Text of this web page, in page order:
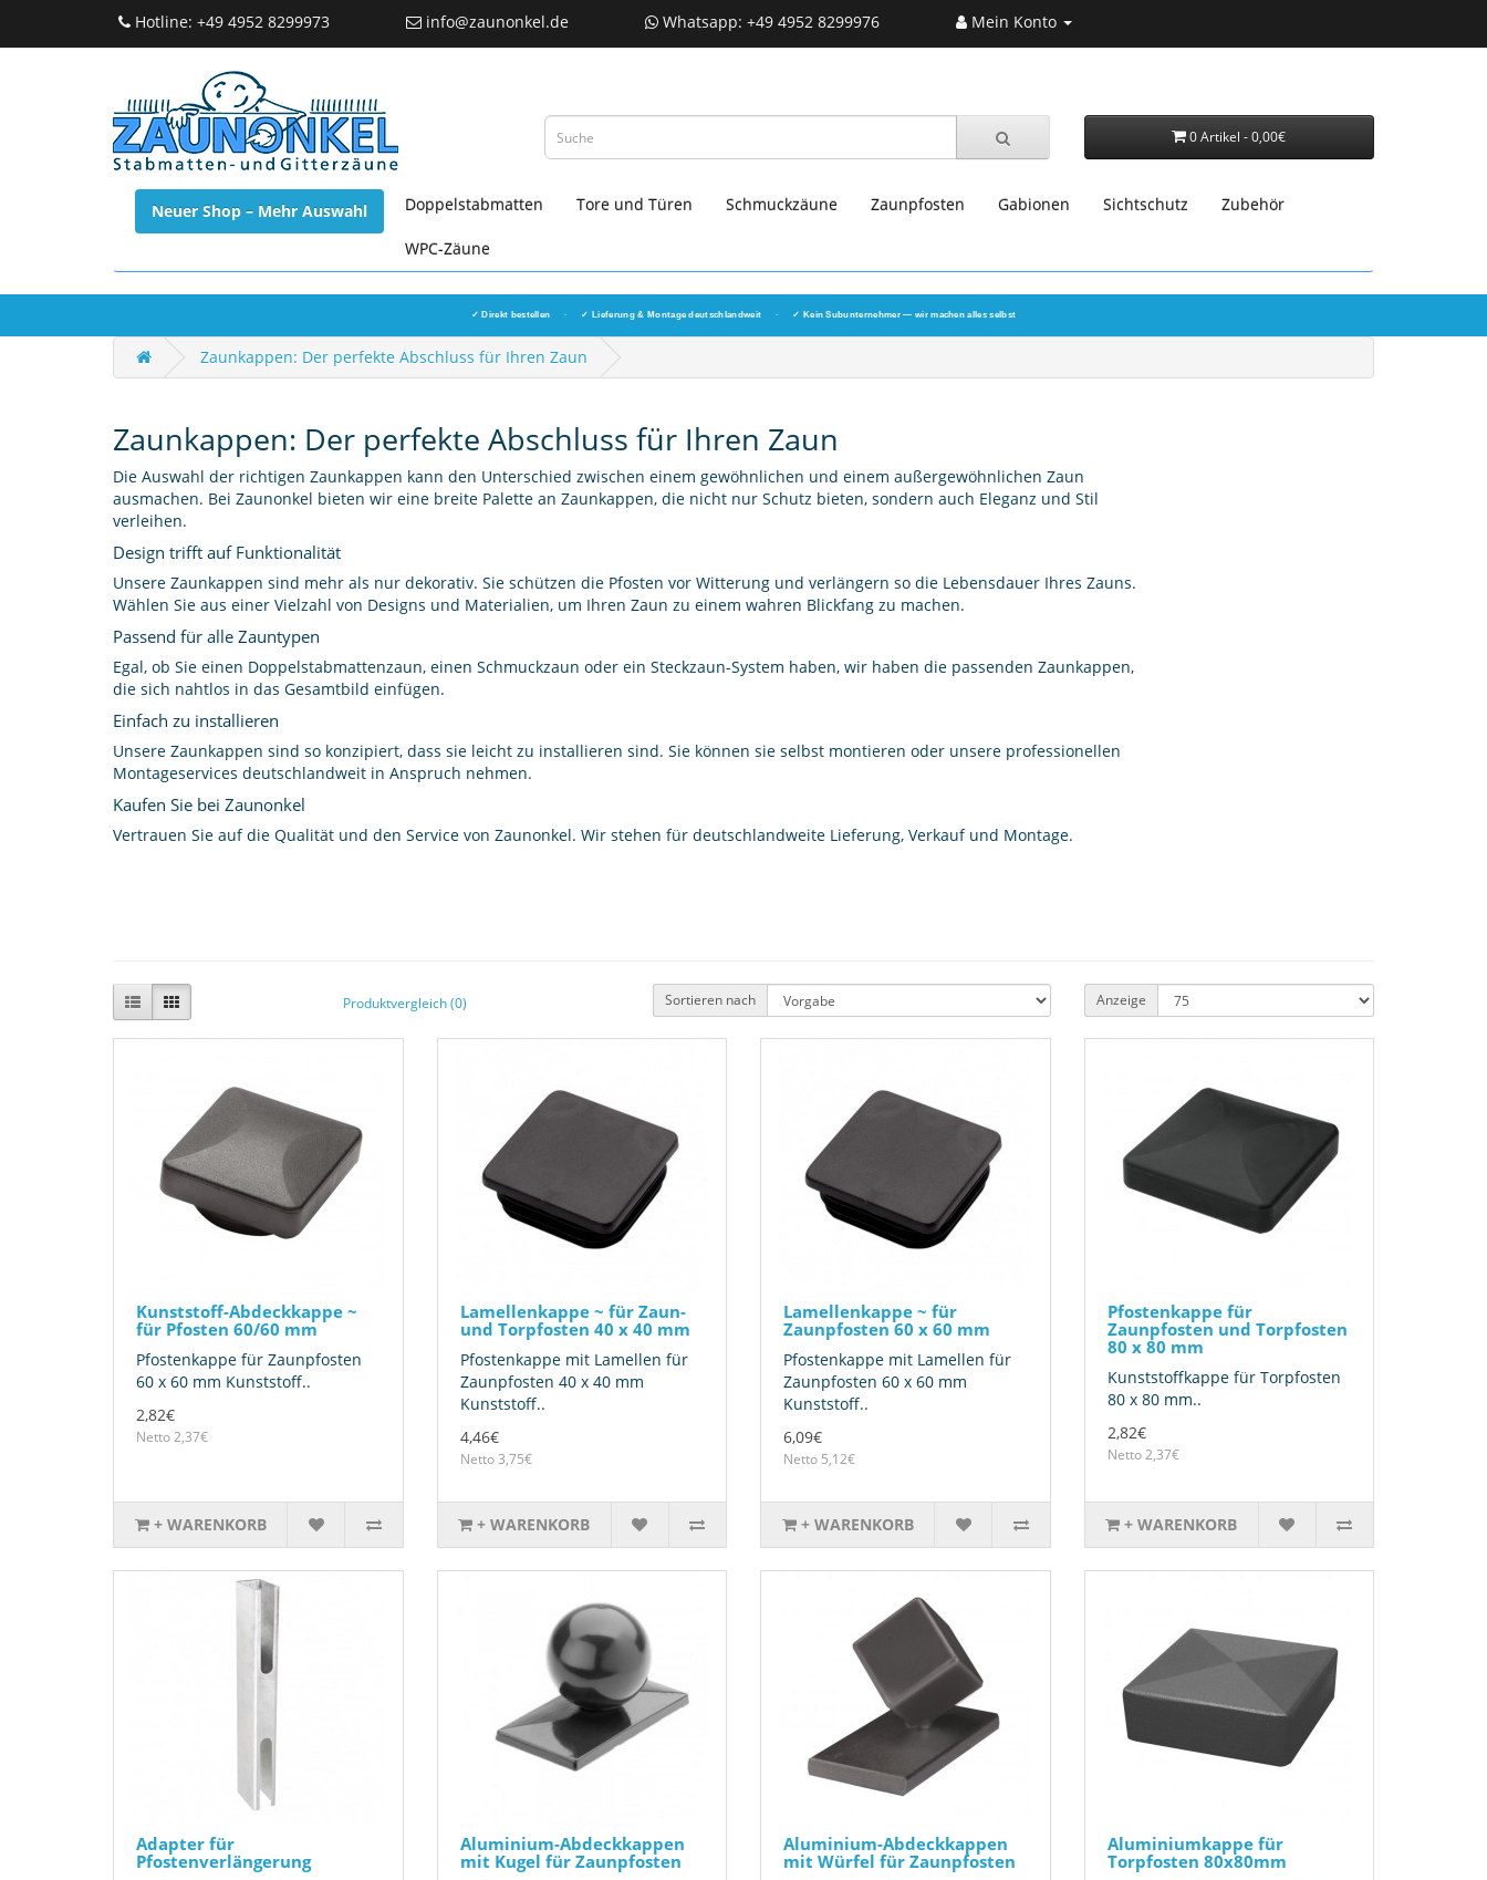
Hotline: +49 4952 8299973 info@zaunonkel.de Whatsapp: +49 4952 8299976 Mein Konto
0 Artikel - 0,00€
Neuer Shop – Mehr Auswahl Doppelstabmatten Tore und Türen Schmuckzäune Zaunpfosten Gabionen Sichtschutz Zubehör
WPC-Zäune
✓ Direkt bestellen · ✓ Lieferung & Montage deutschlandweit · ✓ Kein Subunternehmer — wir machen alles selbst
Zaunkappen: Der perfekte Abschluss für Ihren Zaun
Zaunkappen: Der perfekte Abschluss für Ihren Zaun
Die Auswahl der richtigen Zaunkappen kann den Unterschied zwischen einem gewöhnlichen und einem außergewöhnlichen Zaun
ausmachen. Bei Zaunonkel bieten wir eine breite Palette an Zaunkappen, die nicht nur Schutz bieten, sondern auch Eleganz und Stil
verleihen.
Design trifft auf Funktionalität
Unsere Zaunkappen sind mehr als nur dekorativ. Sie schützen die Pfosten vor Witterung und verlängern so die Lebensdauer Ihres Zauns.
Wählen Sie aus einer Vielzahl von Designs und Materialien, um Ihren Zaun zu einem wahren Blickfang zu machen.
Passend für alle Zauntypen
Egal, ob Sie einen Doppelstabmattenzaun, einen Schmuckzaun oder ein Steckzaun-System haben, wir haben die passenden Zaunkappen,
die sich nahtlos in das Gesamtbild einfügen.
Einfach zu installieren
Unsere Zaunkappen sind so konzipiert, dass sie leicht zu installieren sind. Sie können sie selbst montieren oder unsere professionellen
Montageservices deutschlandweit in Anspruch nehmen.
Kaufen Sie bei Zaunonkel
Vertrauen Sie auf die Qualität und den Service von Zaunonkel. Wir stehen für deutschlandweite Lieferung, Verkauf und Montage.
Produktvergleich (0) Sortieren nach Anzeige
Kunststoff-Abdeckkappe ~
für Pfosten 60/60 mm
Pfostenkappe für Zaunpfosten
60 x 60 mm Kunststoff..
2,82€
Netto 2,37€
+ WARENKORB
Lamellenkappe ~ für Zaun-
und Torpfosten 40 x 40 mm
Pfostenkappe mit Lamellen für
Zaunpfosten 40 x 40 mm
Kunststoff..
4,46€
Netto 3,75€
+ WARENKORB
Lamellenkappe ~ für
Zaunpfosten 60 x 60 mm
Pfostenkappe mit Lamellen für
Zaunpfosten 60 x 60 mm
Kunststoff..
6,09€
Netto 5,12€
+ WARENKORB
Pfostenkappe für
Zaunpfosten und Torpfosten
80 x 80 mm
Kunststoffkappe für Torpfosten
80 x 80 mm..
2,82€
Netto 2,37€
+ WARENKORB
Adapter für
Pfostenverlängerung
Aluminium-Abdeckkappen
mit Kugel für Zaunpfosten
Aluminium-Abdeckkappen
mit Würfel für Zaunpfosten
Aluminiumkappe für
Torpfosten 80x80mm